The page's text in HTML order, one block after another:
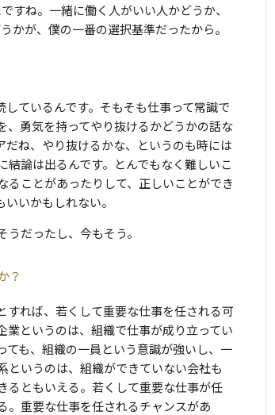
すね。一緒に働く人がいい人かどうか、
かが、僕の一番の選択基準だったから。
ているんです。そもそも仕事って常識で
、勇気を持ってやり抜けるかどうかの話な
ね、やり抜けるかな、というのも時には
論は出るんです。とんでもなく難しいこ
ることがあったりして、正しいことができ
いかもしれない。
だったし、今もそう。
？
すれば、若くして重要な仕事を任される可
というのは、組織で仕事が成り立ってい
も、組織の一員という意識が強いし、一
というのは、組織ができていない会社も
るともいえる。若くして重要な仕事が任
。重要な仕事を任されるチャンスがあ